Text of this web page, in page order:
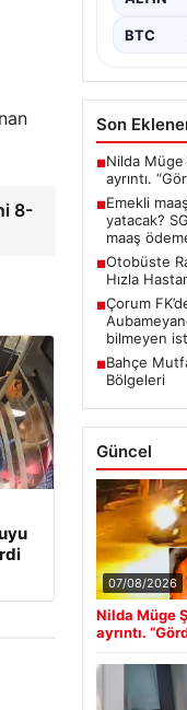
8-
BTC
Son
■Nilda
ayrıntı.
■Emekli
yatacak?
maaş
■Otobüste
Hızla
■Çorum
bilmeyen
■Bahçe
Bölgeleri
Güncel
07/08/2026
Nilda Müge
ayrıntı.